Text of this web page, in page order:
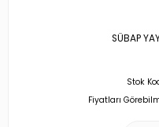
SÜBAP
Stok
Fiyatları